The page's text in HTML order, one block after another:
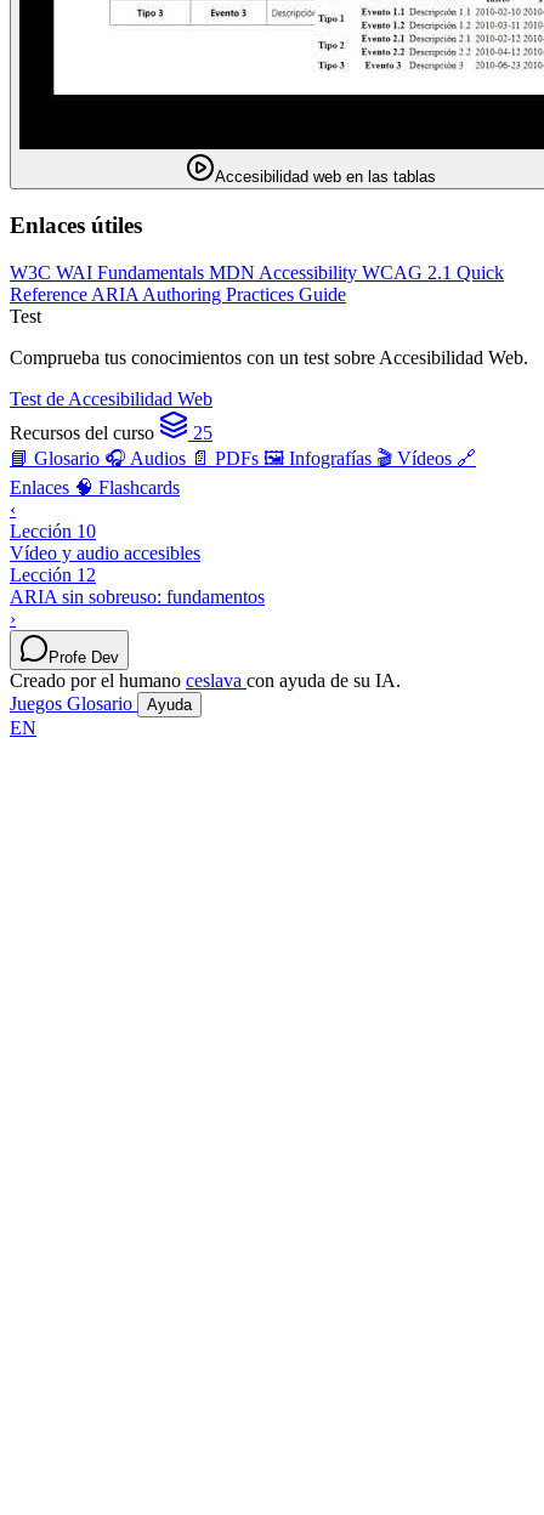
Accesibilidad web en las tablas
Enlaces útiles
W3C WAI Fundamentals MDN Accessibility WCAG 2.1 Quick
Reference ARIA Authoring Practices Guide
Test
Comprueba tus conocimientos con un test sobre Accesibilidad Web.
Test de Accesibilidad Web
Recursos del curso
25
📘 Glosario 🎧 Audios 📄 PDFs 🖼️ Infografías 🎬 Vídeos 🔗
Enlaces 🧠 Flashcards
‹
Lección 10
Vídeo y audio accesibles
Lección 12
ARIA sin sobreuso: fundamentos
›
Profe Dev
Creado por el humano ceslava con ayuda de su IA.
Juegos Glosario Ayuda
EN